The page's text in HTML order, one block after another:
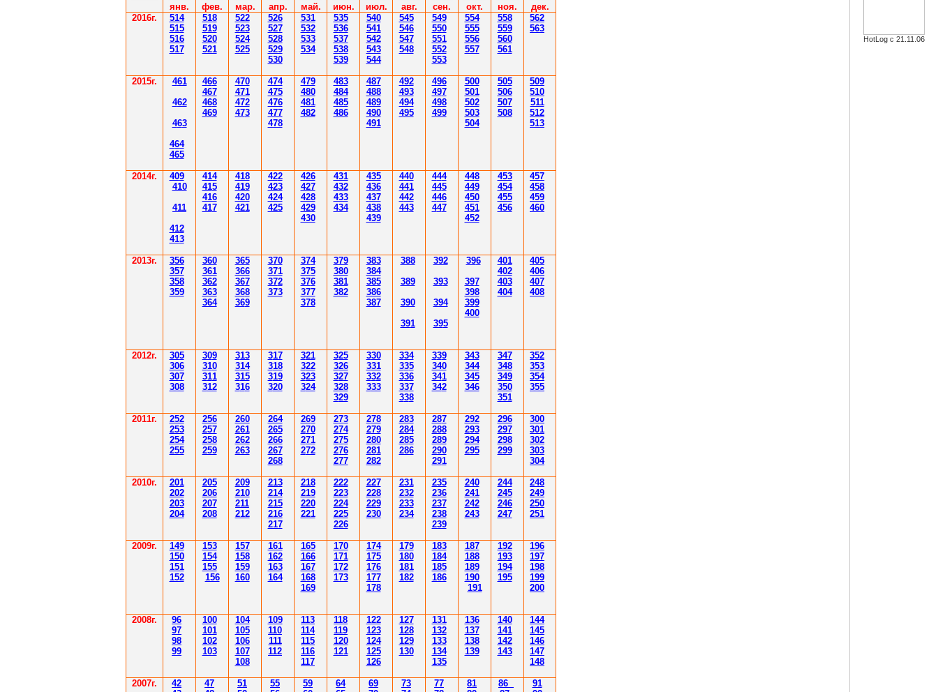
янв. фев. мар. апр. май. июн. июл. авг. сен. окт. ноя.
дек.
2016г.
514
515
516
517
518
519
520
521
522
523
524
525
526
527
528
529
530
531
532
533
534
535
536
537
538
539
540
541
542
543
544
545
546
547
548
549
550
551
552
553
554
555
556
557
558
559
560
561
562
563
2015г. 461
462
463
464
465
466
467
468
469
470
471
472
473
474
475
476
477
478
479
480
481
482
483
484
485
486
487
488
489
490
491
492
493
494
495
496
497
498
499
500
501
502
503
504
505
506
507
508
509
510
511
512
513
2014г. 409
410
411
412
413
414
415
416
417
418
419
420
421
422
423
424
425
426
427
428
429
430
431
432
433
434
435
436
437
438
439
440
441
442
443
444
445
446
447
448
449
450
451
452
453
454
455
456
457
458
459
460
2013г.
356
357
358
359
360
361
362
363
364
365
366
367
368
369
370
371
372
373
374
375
376
377
378
379
380
381
382
383
384
385
386
387
388
389
390
391
392
393
394
395
396
397
398
399
400
401
402
403
404
405
406
407
408
2012г. 305
306
307
308
309
310
311
312
313
314
315
316
317
318
319
320
321
322
323
324
325
326
327
328
329
330
331
332
333
334
335
336
337
338
339
340
341
342
343
344
345
346
347
348
349
350
351
352
353
354
355
2011г.
252
253
254
255
256
257
258
259
260
261
262
263
264
265
266
267
268
269
270
271
272
273
274
275
276
277
278
279
280
281
282
283
284
285
286
287
288
289
290
291
292
293
294
295
296
297
298
299
300
301
302
303
304
2010г.
201
202
203
204
205
206
207
208
209
210
211
212
213
214
215
216
217
218
219
220
221
222
223
224
225
226
227
228
229
230
231
232
233
234
235
236
237
238
239
240
241
242
243
244
245
246
247
248
249
250
251
2009г.
149
150
151
152
153
154
155
156
157
158
159
160
161
162
163
164
165
166
167
168
169
170
171
172
173
174
175
176
177
178
179
180
181
182
183
184
185
186
187
188
189
190
191
192
193
194
195
196
197
198
199
200
2008г.
96
97
98
99
100
101
102
103
104
105
106
107
108
109
110
111
112
113
114
115
116
117
118
119
120
121
122
123
124
125
126
127
128
129
130
131
132
133
134
135
136
137
138
139
140
141
142
143
144
145
146
147
148
2007г.
42
47
51
55
59
64
69
73
77
81
86
91
HotLog с 21.11.06